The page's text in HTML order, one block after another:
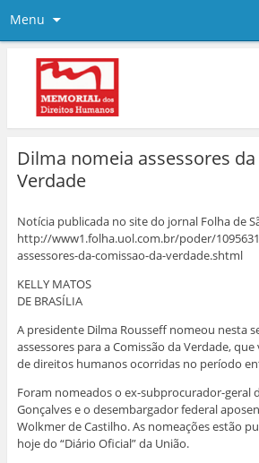
Menu
Dilma nomeia assessores
Verdade
Notícia publicada no site do jornal Folha de
http://www1.folha.uol.com.br/poder/
assessores-da-comissao-da-verdade.shtml
KELLY MATOS
DE BRASÍLIA
A presidente Dilma Rousseff nomeou nesta
assessores para a Comissão da Verdade,
de direitos humanos ocorridas no período
Foram nomeados o ex-subprocurador-geral
Gonçalves e o desembargador federal
Wolkmer de Castilho. As nomeações estão
hoje do “Diário Oficial” da União.